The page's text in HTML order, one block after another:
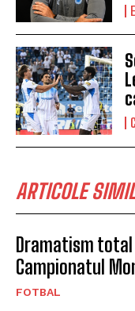
ARTICOLE
Dramatism
Campionatul
FOTBAL